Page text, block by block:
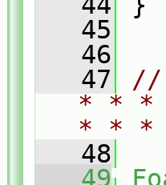
   45
   46
   47
//
* * *
* *
   48
   49